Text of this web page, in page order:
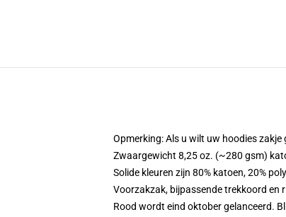
Opmerking: Als u wilt uw hoodies
Zwaargewicht 8,25 oz. (~280 gsm)
Solide kleuren zijn 80% katoen, 20%
Voorzakzak, bijpassende trekkoord en
Rood wordt eind oktober gelanceerd.